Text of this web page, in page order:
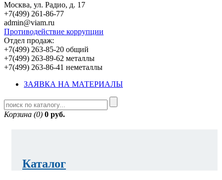
Москва, ул. Радио, д. 17
+7(499) 261-86-77
admin@viam.ru
Противодействие коррупции
Отдел продаж:
+7(499) 263-85-20 общий
+7(499) 263-89-62 металлы
+7(499) 263-86-41 неметаллы
ЗАЯВКА НА МАТЕРИАЛЫ
Корзина (0) 0 руб.
Каталог